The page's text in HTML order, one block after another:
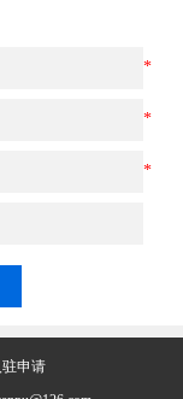
*
*
*
驻申请